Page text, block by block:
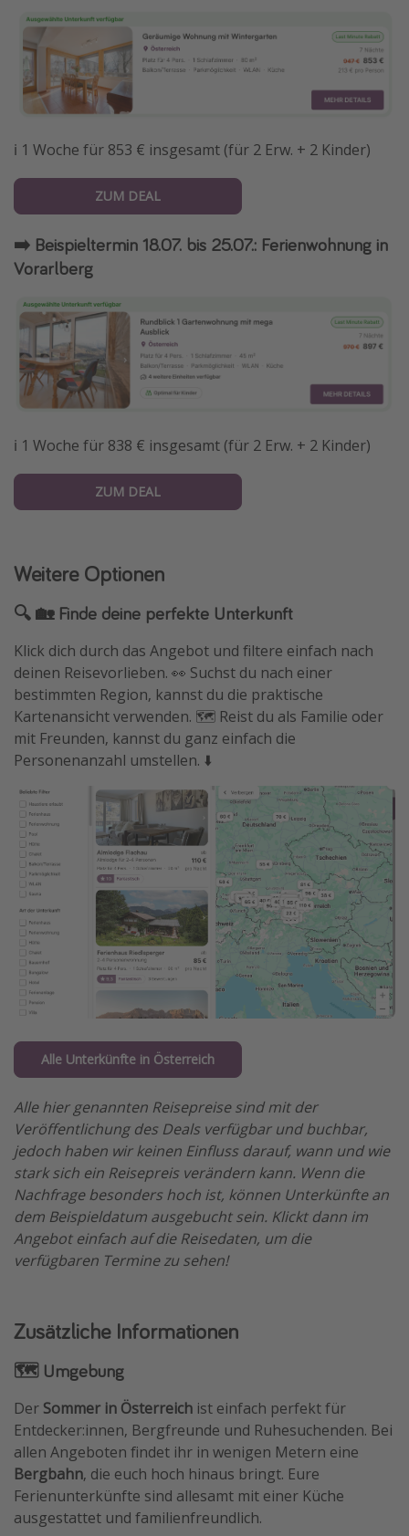
ℹ️ 1 Woche für 853 € insgesamt (für 2 Erw. + 2 Kinder)
ZUM DEAL
➡️ Beispieltermin 18.07. bis 25.07.: Ferienwohnung in
Vorarlberg
ℹ️ 1 Woche für 838 € insgesamt (für 2 Erw. + 2 Kinder)
ZUM DEAL
Weitere Optionen
🔍 🏡 Finde deine perfekte Unterkunft
Klick dich durch das Angebot und filtere einfach nach
deinen Reisevorlieben. 👀 Suchst du nach einer
bestimmten Region, kannst du die praktische
Kartenansicht verwenden. 🗺️ Reist du als Familie oder
mit Freunden, kannst du ganz einfach die
Personenanzahl umstellen. ⬇️
Alle Unterkünfte in Österreich
Alle hier genannten Reisepreise sind mit der
Veröffentlichung des Deals verfügbar und buchbar,
jedoch haben wir keinen Einfluss darauf, wann und wie
stark sich ein Reisepreis verändern kann. Wenn die
Nachfrage besonders hoch ist, können Unterkünfte an
dem Beispieldatum ausgebucht sein. Klickt dann im
Angebot einfach auf die Reisedaten, um die
verfügbaren Termine zu sehen!
Zusätzliche Informationen
🗺️ Umgebung
Der Sommer in Österreich ist einfach perfekt für
Entdecker:innen, Bergfreunde und Ruhesuchenden. Bei
allen Angeboten findet ihr in wenigen Metern eine
Bergbahn, die euch hoch hinaus bringt. Eure
Ferienunterkünfte sind allesamt mit einer Küche
ausgestattet und familienfreundlich.